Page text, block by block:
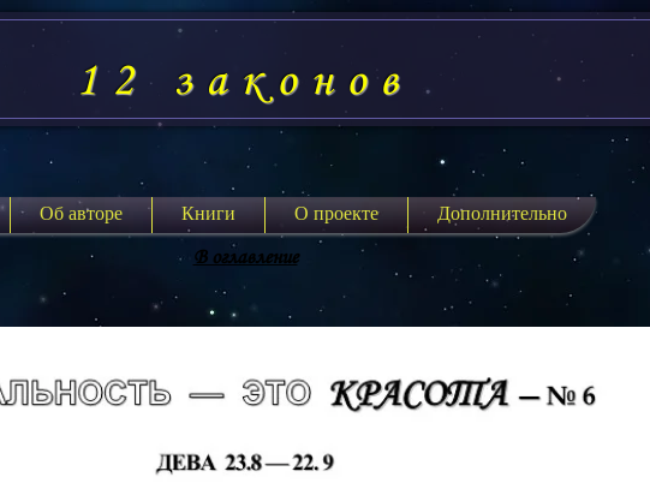
12 законов
Об авторе Книги О проекте Дополнительно
В оглавление